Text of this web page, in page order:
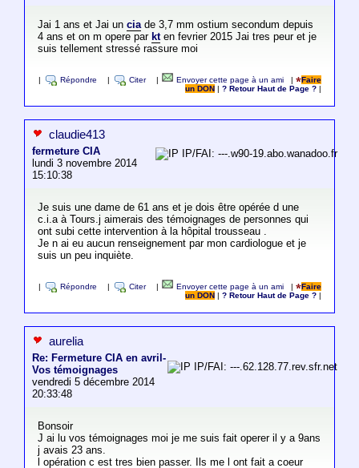
Jai 1 ans et Jai un ciade 3,7 mm ostium secondum depuis
4 ans et on m opere par kten fevrier 2015 Jai tres peur et je
suis tellement stressé rassure moi
Répondre Citer Envoyer cette page à un ami |
Faire
un DON
|? Retour Haut de Page ?
claudie413
fermeture CIA
lundi 3 novembre 2014
15:10:38
IP/FAI: ---.w90-19.abo.wanadoo.fr
Je suis une dame de 61 ans et je dois être opérée d une
c.i.a à Tours.j aimerais des témoignages de personnes qui
ont subi cette intervention à la hôpital trousseau .
Je n ai eu aucun renseignement par mon cardiologue et je
suis un peu inquiète.
Répondre Citer Envoyer cette page à un ami |
Faire
un DON
|? Retour Haut de Page ?
aurelia
Re: Fermeture CIA en avril-
Vos témoignages
vendredi 5 décembre 2014
20:33:48
IP/FAI: ---.62.128.77.rev.sfr.net
Bonsoir
J ai lu vos témoignages moi je me suis fait operer il y a 9ans
j avais 23 ans.
l opération c est tres bien passer. Ils me l ont fait a coeur